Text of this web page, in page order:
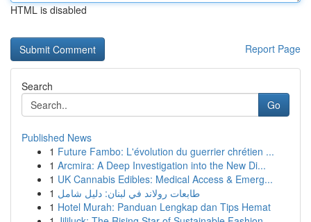
HTML is disabled
Report Page
Search
Go
Published News
1 Future Fambo: L'évolution du guerrier chrétien ...
1 Arcmira: A Deep Investigation into the New Di...
1 UK Cannabis Edibles: Medical Access & Emerg...
1 طابعات رولاند في لبنان: دليل شامل
1 Hotel Murah: Panduan Lengkap dan Tips Hemat